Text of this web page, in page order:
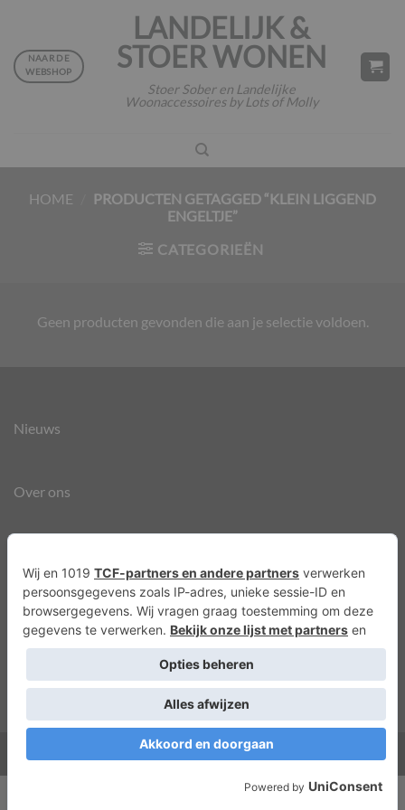
inhoud
LANDELIJK &
STOER WONEN
Stoer Sober en Landelijke
Woonaccessoires by Lots of Molly
NAAR DE
WEBSHOP
HOME
PRODUCTEN GETAGGED “KLEIN LIGGEND
ENGELTJE”
CATEGORIEËN
Geen producten gevonden die aan je selectie voldoen.
Nieuws
Over ons
Privacyverklaring
Cookies
Copyright 2026 ©Lots of Molly